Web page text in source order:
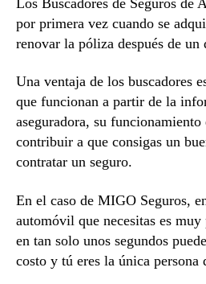
por primera vez cuando se
renovar la póliza después de
Una ventaja de los buscadores
que funcionan a partir de la
aseguradora, su
contribuir a que consigas un
contratar un seguro.
En el caso de MIGO Seguros,
automóvil que necesitas es
en tan solo unos segundos
costo y tú eres la única persona